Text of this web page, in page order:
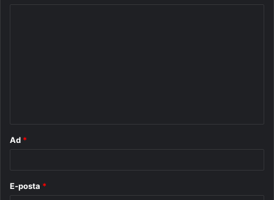
Ad *
E-posta *